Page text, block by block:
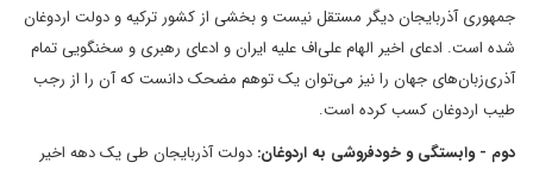
جمهوری آذربایجان دیگر مستقل نیست و بخشی از کشور ترکیه و دولت اردوغان
شده است. ادعای اخیر الهام علی‌اف علیه ایران و ادعای رهبری و سخنگویی تمام
آذری‌زبان‌های جهان را نیز می‌توان یک توهم مضحک دانست که آن را از رجب
طیب اردوغان کسب کرده است.
دوم - وابستگی و خودفروشی به اردوغان: دولت آذربایجان طی یک دهه اخیر